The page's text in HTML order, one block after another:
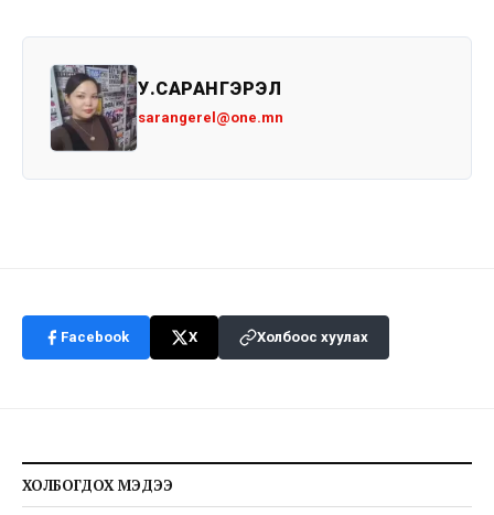
У.САРАНГЭРЭЛ
sarangerel@one.mn
Facebook X Холбоос хуулах
ХОЛБОГДОХ МЭДЭЭ